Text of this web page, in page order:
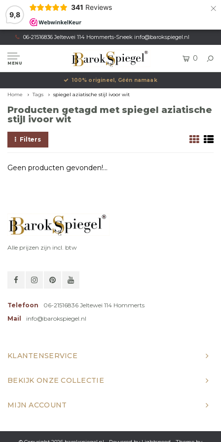
9,8
341 Reviews ×
06-21516836 Jeltewei 114 Hommerts-Sneek info@barokspiegel.nl
MENU
0
100% origineel, Géén namaak
Home Tags spiegel aziatische stijl ivoor wit
Producten getagd met spiegel aziatische
stijl ivoor wit
Filters
Geen producten gevonden!...
Alle prijzen zijn incl. btw
Telefoon
06-21516836 Jeltewei 114 Hommerts
Mail
info@barokspiegel.nl
KLANTENSERVICE
BEKIJK ONZE COLLECTIE
MIJN ACCOUNT